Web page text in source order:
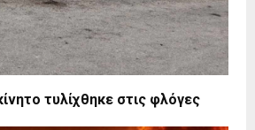
τυλίχθηκε στις φλόγες